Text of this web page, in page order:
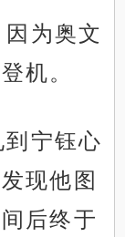
为奥文
机。
宁钰心
现他图
后终于